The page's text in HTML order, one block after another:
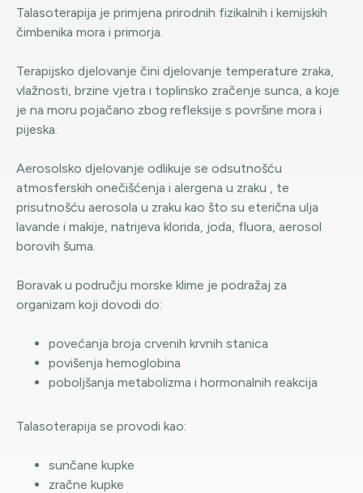
Talasoterapija je primjena prirodnih fizikalnih i kemijskih
čimbenika mora i primorja.
Terapijsko djelovanje čini djelovanje temperature zraka,
vlažnosti, brzine vjetra i toplinsko zračenje sunca, a koje
je na moru pojačano zbog refleksije s površine mora i
pijeska.
Aerosolsko djelovanje odlikuje se odsutnošću
atmosferskih onečišćenja i alergena u zraku , te
prisutnošću aerosola u zraku kao što su eterična ulja
lavande i makije, natrijeva klorida, joda, fluora, aerosol
borovih šuma.
Boravak u području morske klime je podražaj za
organizam koji dovodi do:
povećanja broja crvenih krvnih stanica
povišenja hemoglobina
poboljšanja metabolizma i hormonalnih reakcija
Talasoterapija se provodi kao:
sunčane kupke
zračne kupke